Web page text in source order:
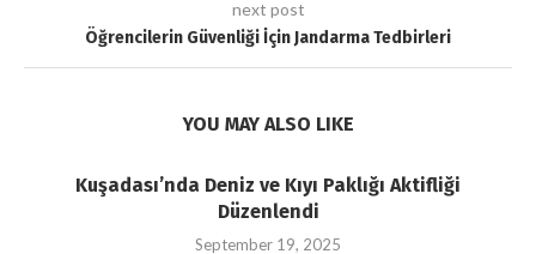
next post
Öğrencilerin Güvenliği İçin Jandarma Tedbirleri
YOU MAY ALSO LIKE
Kuşadası’nda Deniz ve Kıyı Paklığı Aktifliği
Düzenlendi
September 19, 2025